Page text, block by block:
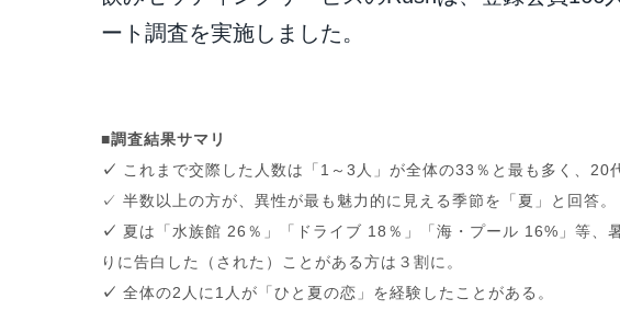
ート調査を実施しました。
■調査結果サマリ
✓ これまで交際した人数は「1～3人」が全体の33％と最も多く、20
✓ 半数以上の方が、異性が最も魅力的に見える季節を「夏」と回答。
✓ 夏は「水族館 26％」「ドライブ 18％」「海・プール 16%」等、
りに告白した（された）ことがある方は３割に。
✓ 全体の2人に1人が「ひと夏の恋」を経験したことがある。